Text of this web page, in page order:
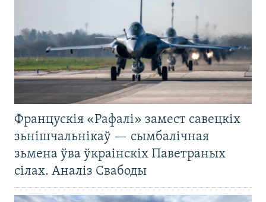
Францускія «Рафалі» замест савецкіх
зьнішчальнікаў — сымбалічная
зьмена ўва ўкраінскіх Паветраных
сілах. Аналіз Свабоды